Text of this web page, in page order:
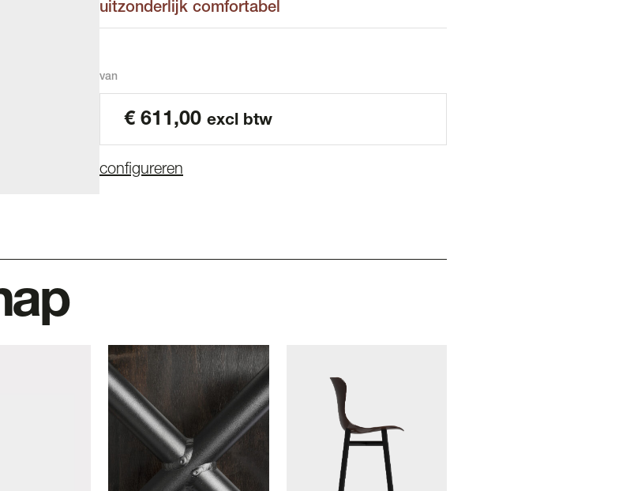
uitzonderlijk comfortabel
van
€611,00 excl btw
configureren